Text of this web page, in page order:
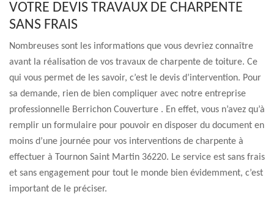
VOTRE DEVIS TRAVAUX DE CHARPENTE
SANS FRAIS
Nombreuses sont les informations que vous devriez connaître
avant la réalisation de vos travaux de charpente de toiture. Ce
qui vous permet de les savoir, c’est le devis d’intervention. Pour
sa demande, rien de bien compliquer avec notre entreprise
professionnelle Berrichon Couverture . En effet, vous n’avez qu’à
remplir un formulaire pour pouvoir en disposer du document en
moins d’une journée pour vos interventions de charpente à
effectuer à Tournon Saint Martin 36220. Le service est sans frais
et sans engagement pour tout le monde bien évidemment, c’est
important de le préciser.